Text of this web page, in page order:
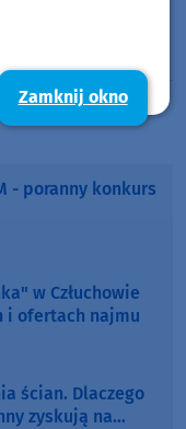
Krajeńskim
stronastrona
- poranny konkurs
w Człuchowie
i ofertach najmu
ścian. Dlaczego
zyskują na
Zamknij okno